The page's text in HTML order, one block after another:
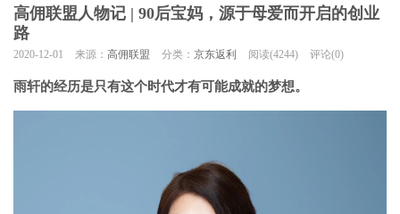
高佣联盟人物记 | 90后宝妈，源于母爱而开启的创业
路
2020-12-01 来源： 高佣联盟 分类： 京东返利 阅读(4244) 评论(0)
雨轩的经历是只有这个时代才有可能成就的梦想。